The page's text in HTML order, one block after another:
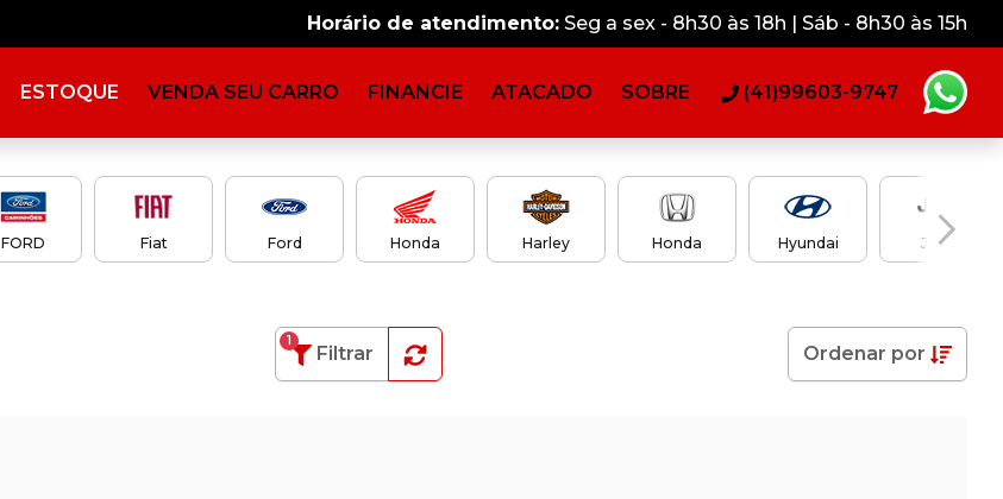
Horário de atendimento: Seg a sex - 8h30 às 18h | Sáb - 8h30 às 15h
ESTOQUE VENDA SEU CARRO FINANCIE ATACADO SOBRE (41)99603-9747
FORD Fiat Ford Honda Harley Honda Hyundai Jeep
Filtrar
1
Ordenar por